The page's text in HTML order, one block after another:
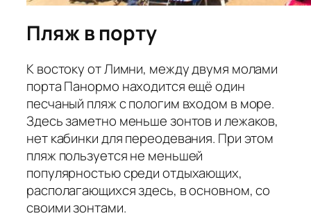
Пляж в порту
К востоку от Лимни, между двумя молами
порта Панормо находится ещё один
песчаный пляж с пологим входом в море.
Здесь заметно меньше зонтов и лежаков,
нет кабинки для переодевания. При этом
пляж пользуется не меньшей
популярностью среди отдыхающих,
располагающихся здесь, в основном, со
своими зонтами.